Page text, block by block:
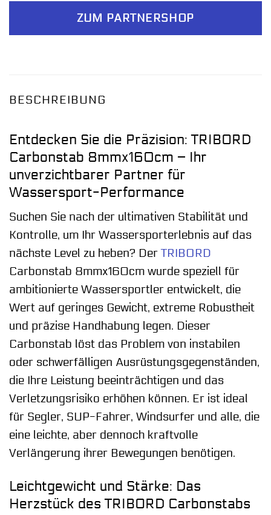
ZUM PARTNERSHOP
BESCHREIBUNG
Entdecken Sie die Präzision: TRIBORD
Carbonstab 8mmx160cm – Ihr
unverzichtbarer Partner für
Wassersport-Performance
Suchen Sie nach der ultimativen Stabilität und
Kontrolle, um Ihr Wassersporterlebnis auf das
nächste Level zu heben? Der TRIBORD
Carbonstab 8mmx160cm wurde speziell für
ambitionierte Wassersportler entwickelt, die
Wert auf geringes Gewicht, extreme Robustheit
und präzise Handhabung legen. Dieser
Carbonstab löst das Problem von instabilen
oder schwerfälligen Ausrüstungsgegenständen,
die Ihre Leistung beeinträchtigen und das
Verletzungsrisiko erhöhen können. Er ist ideal
für Segler, SUP-Fahrer, Windsurfer und alle, die
eine leichte, aber dennoch kraftvolle
Verlängerung ihrer Bewegungen benötigen.
Leichtgewicht und Stärke: Das
Herzstück des TRIBORD Carbonstabs